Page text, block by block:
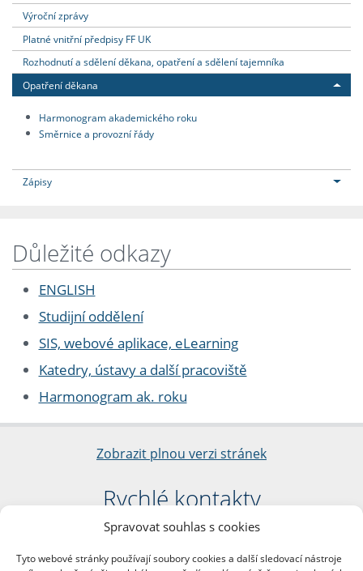
Spravovat souhlas s cookies
Tyto webové stránky používají soubory cookies a další sledovací nástroje
Výroční zprávy
Platné vnitřní předpisy FF UK
Rozhodnutí a sdělení děkana, opatření a sdělení tajemníka
Opatření děkana
Harmonogram akademického roku
Směrnice a provozní řády
Zápisy
Důležité odkazy
ENGLISH
Studijní oddělení
SIS, webové aplikace, eLearning
Katedry, ústavy a další pracoviště
Harmonogram ak. roku
Zobrazit plnou verzi stránek
Rychlé kontakty
Filozofická fakulta
nám. Jana Palacha 1/2